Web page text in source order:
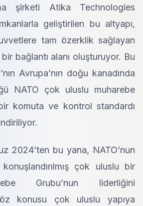
şirketi Atika Technologies
geliştirilen bu altyapı,
tam özerklik sağlayan
bağlantı alanı oluşturuyor. Bu
Avrupa’nın doğu kanadında
NATO çok uluslu muharebe
komuta ve kontrol standardı
2024’ten bu yana, NATO’nun
çok uluslu bir
Grubu’nun liderliğini
konusu çok uluslu yapıya